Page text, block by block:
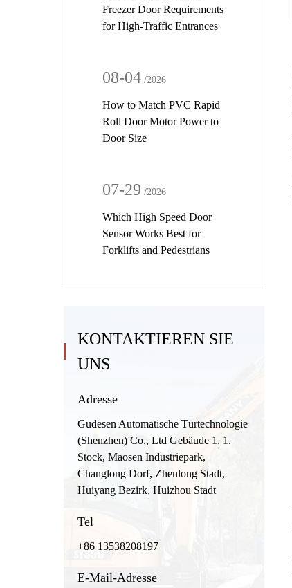
Freezer Door Requirements
for High-Traffic Entrances
08-04 /2026
How to Match PVC Rapid
Roll Door Motor Power to
Door Size
07-29 /2026
Which High Speed Door
Sensor Works Best for
Forklifts and Pedestrians
KONTAKTIEREN SIE
UNS
Adresse
Gudesen Automatische Türtechnologie
(Shenzhen) Co., Ltd Gebäude 1, 1.
Stock, Maosen Industriepark,
Changlong Dorf, Zhenlong Stadt,
Huiyang Bezirk, Huizhou Stadt
Tel
+86 13538208197
E-Mail-Adresse